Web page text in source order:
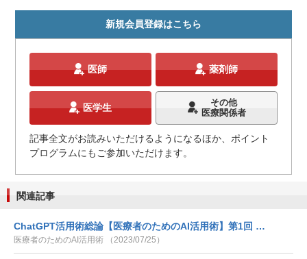
新規会員登録はこちら
医師 薬剤師
医学生
その他
医療関係者
記事全文がお読みいただけるようになるほか、ポイント
プログラムにもご参加いただけます。
関連記事
ChatGPT活用術総論【医療者のためのAI活用術】第1回 …
医療者のためのAI活用術 （2023/07/25）